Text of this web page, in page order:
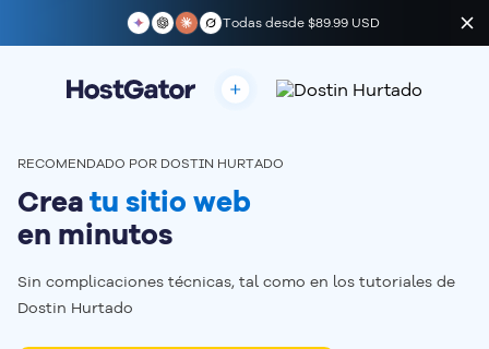
Todas desde $89.99 USD
RECOMENDADO POR DOSTIN HURTADO
Creatu sitio web
en minutos
Sin complicaciones técnicas, tal como en los tutoriales de
Dostin Hurtado